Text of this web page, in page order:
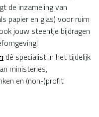
de inzameling van
papier en glas) voor ruim
jouw steentje bijdragen
dé specialist in het tijdelijk
ministeries,
en (non-)profit